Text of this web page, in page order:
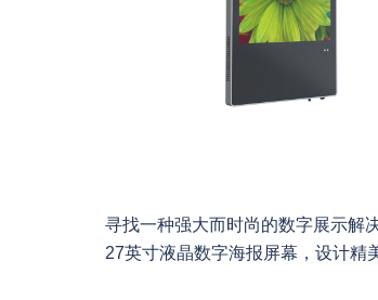
寻找一种强大而时尚的数字展示解
27英寸液晶数字海报屏幕，设计精